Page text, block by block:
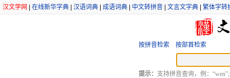
汉文学网 在线新华字典 汉语词典 成语词典 中文转拼音 文言文字典 繁体字转
按拼音检索 按部首检索
提示： 支持拼音查询，例：